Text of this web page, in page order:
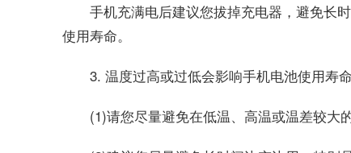
手机充满电后建议您拔掉充电器，避免长
使用寿命。
3. 温度过高或过低会影响手机电池使用寿
(1)请您尽量避免在低温、高温或温差较大